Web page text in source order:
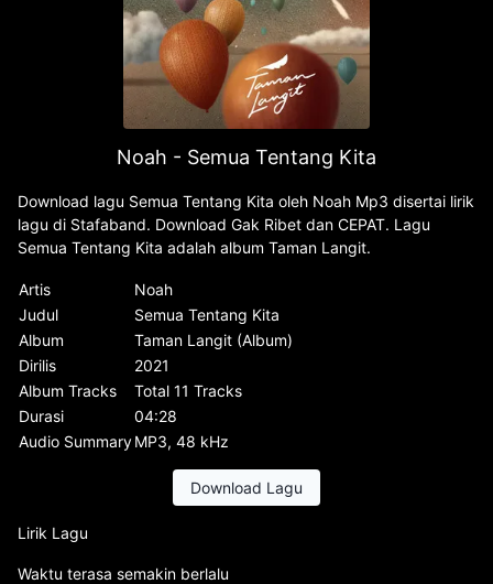
Noah - Semua Tentang Kita
Download lagu Semua Tentang Kita oleh Noah Mp3 disertai lirik
lagu di Stafaband. Download Gak Ribet dan CEPAT. Lagu
Semua Tentang Kita adalah album Taman Langit.
Artis
Noah
Judul
Semua Tentang Kita
Album
Taman Langit (Album)
Dirilis
2021
Album Tracks
Total 11 Tracks
Durasi
04:28
Audio SummaryMP3, 48 kHz
Download Lagu
Lirik Lagu
Waktu terasa semakin berlalu